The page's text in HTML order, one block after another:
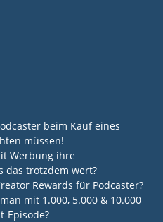
beim Kauf eines
müssen!
Werbung ihre
das trotzdem wert?
Rewards für Podcaster?
mit 1.000, 5.000 & 10.000
Episode?